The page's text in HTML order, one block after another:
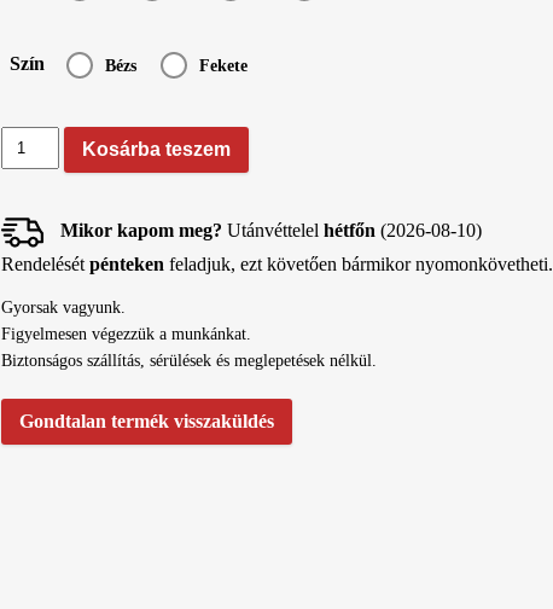
Szín Bézs Fekete
Vivora
merevítő
-
IZA
modell
Kosárba teszem
Mikor kapom meg? Utánvéttelel hétfőn (2026-08-10)
Rendelését pénteken feladjuk, ezt követően bármikor nyomonkövetheti.
Gyorsak vagyunk.
Figyelmesen végezzük a munkánkat.
Biztonságos szállítás, sérülések és meglepetések nélkül.
Gondtalan termék visszaküldés